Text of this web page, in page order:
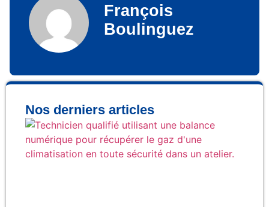
François
Boulinguez
Nos derniers articles